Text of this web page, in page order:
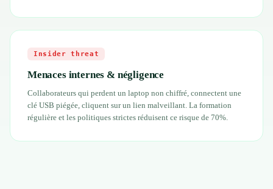
Insider threat
Menaces internes & négligence
Collaborateurs qui perdent un laptop non chiffré, connectent une
clé USB piégée, cliquent sur un lien malveillant. La formation
régulière et les politiques strictes réduisent ce risque de 70%.